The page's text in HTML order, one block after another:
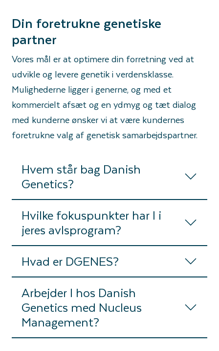
Din foretrukne genetiske
partner
Vores mål er at optimere din forretning ved at
udvikle og levere genetik i verdensklasse.
Mulighederne ligger i generne, og med et
kommercielt afsæt og en ydmyg og tæt dialog
med kunderne ønsker vi at være kundernes
foretrukne valg af genetisk samarbejdspartner.
Hvem står bag Danish
Genetics?
Hvilke fokuspunkter har I i
jeres avlsprogram?
Hvad er DGENES?
Arbejder I hos Danish
Genetics med Nucleus
Management?